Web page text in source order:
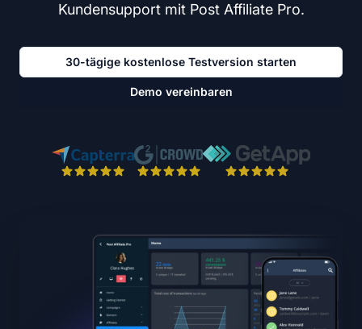
Kundensupport mit Post Affiliate Pro.
30-tägige kostenlose Testversion starten
Demo vereinbaren